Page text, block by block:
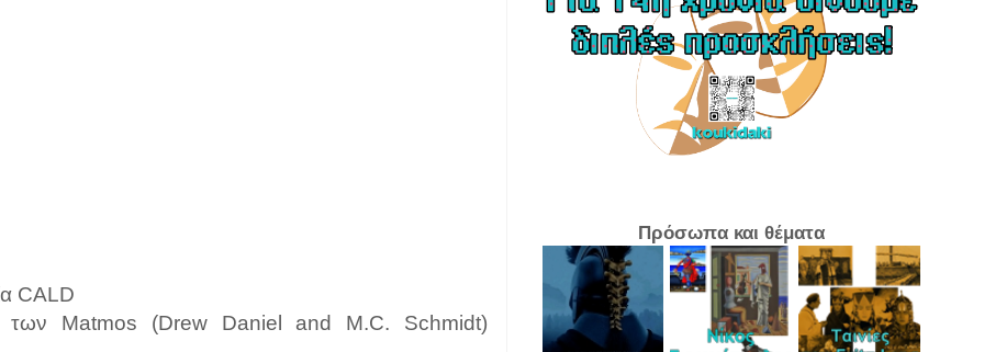
CALD
των Matmos (Drew Daniel and M.C. Schmidt)
Πρόσωπα και θέματα